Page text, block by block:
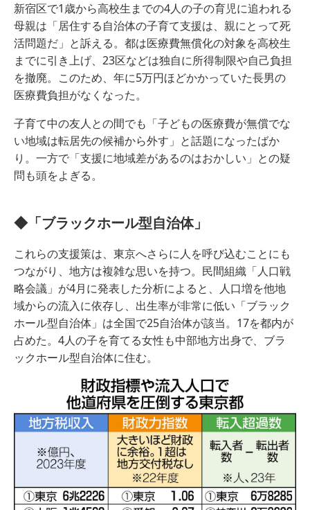
新宿区で1歳から高校生までの4人の子の育児に追われる
母親は「居住する自治体の子育て支援は、親にとって死
活問題だ」と訴える。都は医療費無償化の対象を高校生
までに引き上げ、23区などは独自に所得制限や自己負担
を撤廃。このため、年に5万円ほどかかっていた長男の
医療費負担がなくなった。
子育て中の友人との間でも「子どもの医療費が無償でな
い地域は転居先の候補から外す」と話題になったばか
り。一方で「支援に地域差があるのはおかしい」との疑
問も頭をよぎる。
◆「ブラックホール型自治体」
これらの支援策は、東京へさらに人を呼び込むことにも
つながり、地方は複雑な思いを持つ。民間組織「人口戦
略会議」が4月に発表した分析によると、人口増を他地
域からの流入に依存し、出生率が非常に低い「ブラック
ホール型自治体」は全国で25自治体が該当。17を都内が
占めた。4人の子を育てる女性も中部地方出身で、ブラ
ックホール型自治体に住む。